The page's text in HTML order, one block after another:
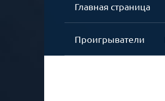
Главная страница
Проигрыватели